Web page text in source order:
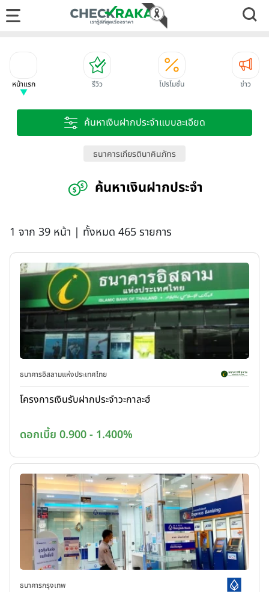
หน้าแรก รีวิว โปรโมชั่น ข่าว
ค้นหาเงินฝากประจำแบบละเอียด
ธนาคารเกียรตินาคินภัทร
ค้นหาเงินฝากประจำ
1 จาก 39 หน้า | ทั้งหมด 465 รายการ
ธนาคารอิสลามแห่งประเทศไทย
โครงการเงินรับฝากประจำวะกาละฮ์
ดอกเบี้ย 0.900 - 1.400%
ธนาคารกรุงเทพ